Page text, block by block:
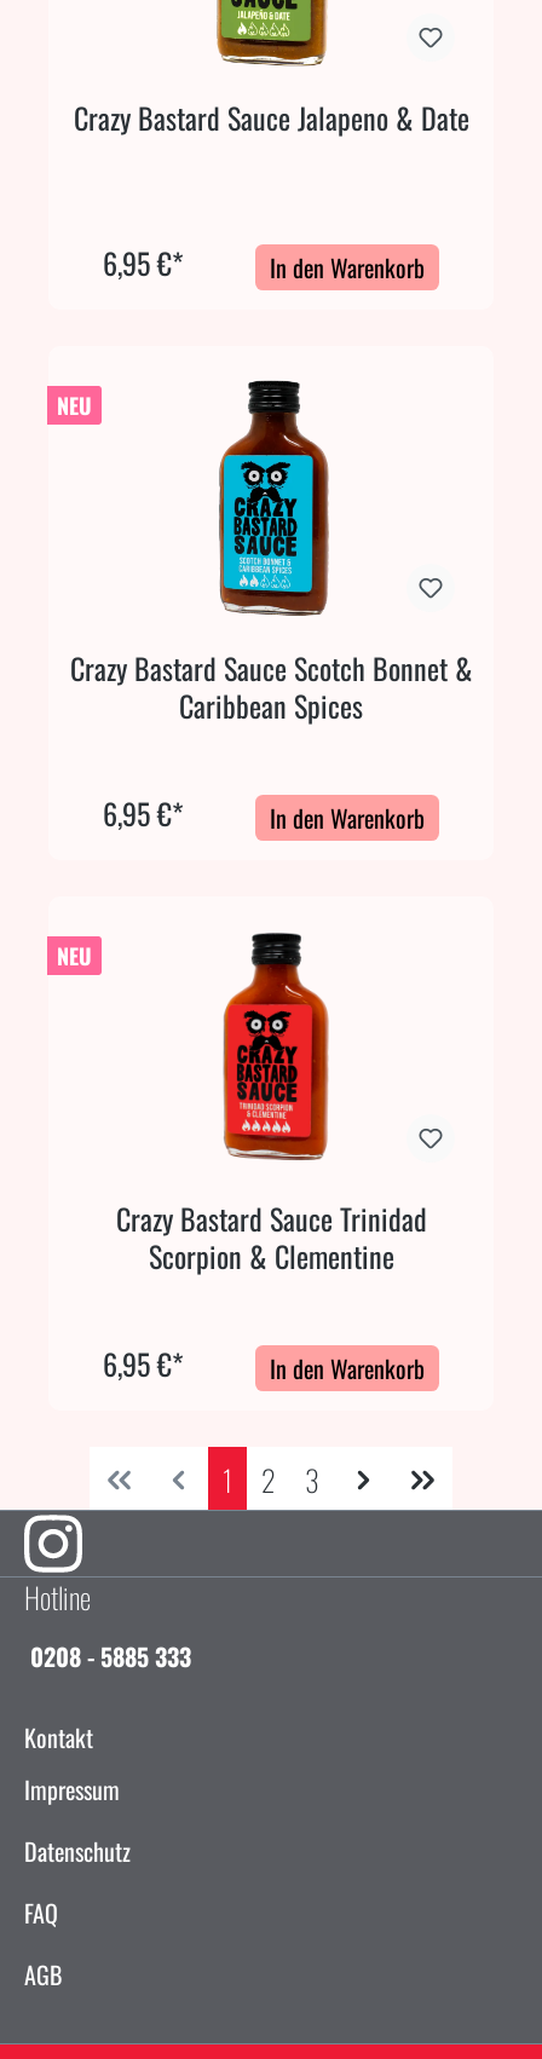
Crazy Bastard Sauce Jalapeno & Date
6,95 €* In den Warenkorb
NEU
Crazy Bastard Sauce Scotch Bonnet &
Caribbean Spices
6,95 €* In den Warenkorb
NEU
Crazy Bastard Sauce Trinidad
Scorpion & Clementine
6,95 €* In den Warenkorb
1 2 3
Hotline
0208 - 5885 333
Kontakt
Impressum
Datenschutz
FAQ
AGB